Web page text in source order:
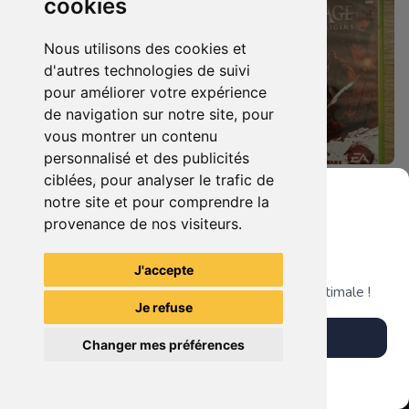
cookies
Nous utilisons des cookies et
d'autres technologies de suivi
pour améliorer votre expérience
de navigation sur notre site, pour
vous montrer un contenu
personnalisé et des publicités
ciblées, pour analyser le trafic de
notre site et pour comprendre la
provenance de nos visiteurs.
J'accepte
Je refuse
Changer mes préférences
5.90 € 0
Dragon Age Ii Xbox 360
8.90 €
TheGamingR83
Grenier du Geek
Télécharge notre app pour une expérience optimale !
Télécharger l'app